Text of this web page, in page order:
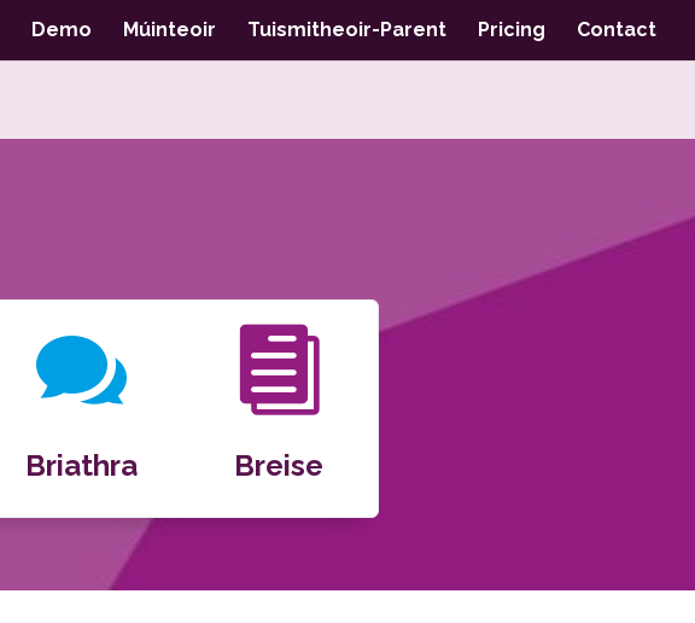
Demo Múinteoir Tuismitheoir-Parent Pricing Contact

Briathra

Breise